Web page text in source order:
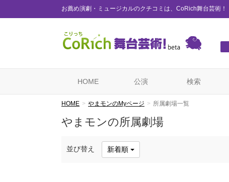
お薦め演劇・ミュージカルのクチコミは、CoRich舞台芸術！
HOME 公演 検索
HOME やまモンのMyページ 所属劇場一覧
やまモンの所属劇場
並び替え 新着順